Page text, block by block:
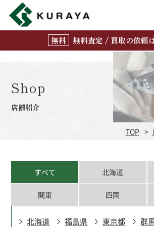
無料査定 / 買取の依頼
Shop
店舗紹介
TOP
すべて 北海道
関東 四国
北海道 福島県 東京都
群